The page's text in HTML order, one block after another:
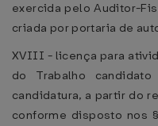
exercida pelo Auditor-
criada por portaria de
XVIII - licença para
do Trabalho
candidatura, a partir do
conforme disposto nos